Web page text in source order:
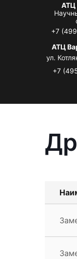
АТЦ
+7
АТЦ
ул.
+7